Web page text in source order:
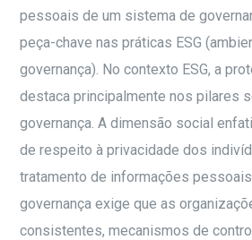
pessoais de um sistema de
peça-chave nas práticas ESG
governança). No contexto ESG, a
destaca principalmente nos pilares
governança. A dimensão social
de respeito à privacidade dos
tratamento de informações
governança exige que as
consistentes, mecanismos de